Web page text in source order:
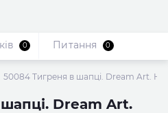
50084 Тигреня в шапці. Dream Art.
Dream Art.
0 Питання 0